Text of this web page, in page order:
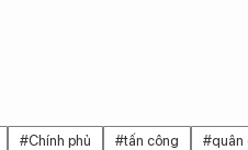
#Chính phủ #tấn công #quân